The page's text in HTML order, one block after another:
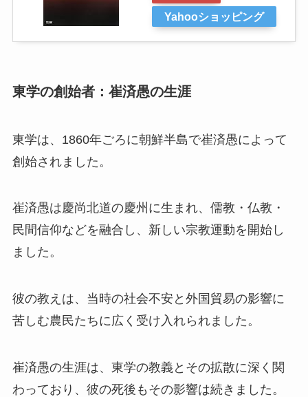
Yahooショッピング
東学の創始者：崔済愚の生涯
東学は、1860年ごろに朝鮮半島で崔済愚によって
創始されました。
崔済愚は慶尚北道の慶州に生まれ、儒教・仏教・
民間信仰などを融合し、新しい宗教運動を開始し
ました。
彼の教えは、当時の社会不安と外国貿易の影響に
苦しむ農民たちに広く受け入れられました。
崔済愚の生涯は、東学の教義とその拡散に深く関
わっており、彼の死後もその影響は続きました。